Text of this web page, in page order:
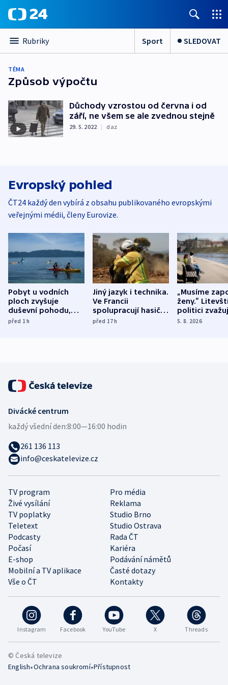
Rubriky Sport SLEDOVAT
TÉMA
Způsob výpočtu
Důchody vzrostou od června i od
září, ne všem se ale zvednou stejně
29. 5. 2022 | daz
Evropský pohled
ČT24 každý den vybírá z obsahu publikovaného evropskými
veřejnými médii, členy Eurovize.
Pobyt u vodních
ploch zvyšuje
duševní pohodu,
ukázala
před 1h
Jiný jazyk i technika.
Ve Francii
spolupracují hasiči z
různých zemí
před 17h
„Musíme
ženy.“
politici
dohodu o
5. 8. 2026
Instagram Facebook YouTube X Threads
TV program
Pro média
Živé vysílání
Reklama
TV poplatky
Studio Brno
Teletext
Studio Ostrava
Podcasty
Rada ČT
Počasí
Kariéra
E-shop
Podávání námětů
Mobilní a TV aplikace
Časté dotazy
Vše o ČT
Kontakty
Divácké centrum
každý všední den:8:00—16:00 hodin
261 136 113
info@ceskatelevize.cz
© Česká televize
English•Ochrana soukromí•Přístupnost